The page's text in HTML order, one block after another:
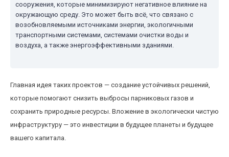
сооружения, которые минимизируют негативное влияние на
окружающую среду. Это может быть всё, что связано с
возобновляемыми источниками энергии, экологичными
транспортными системами, системами очистки воды и
воздуха, а также энергоэффективными зданиями.
Главная идея таких проектов — создание устойчивых решений,
которые помогают снизить выбросы парниковых газов и
сохранить природные ресурсы. Вложение в экологически чистую
инфраструктуру — это инвестиции в будущее планеты и будущее
вашего капитала.